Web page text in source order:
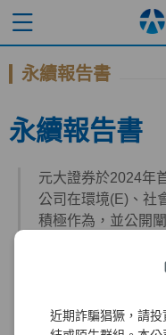
近期詐騙猖獗，請
永續報告書
永續報告書
元大證券於2024年
公司在環境(E)、社
積極作為，並公開